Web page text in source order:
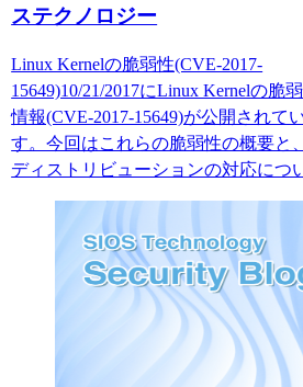
ステクノロジー
Linux Kernelの脆弱性(CVE-2017-
15649)10/21/2017にLinux Kernelの脆
情報(CVE-2017-15649)が公開されて
す。今回はこれらの脆弱性の概要と
ディストリビューションの対応につ